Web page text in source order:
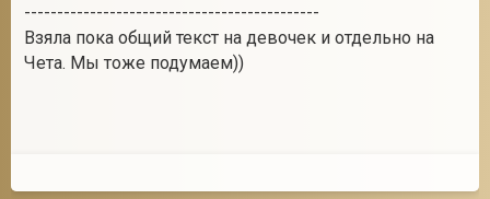
---------------------------------------------
Взяла пока общий текст на девочек и отдельно на
Чета. Мы тоже подумаем))